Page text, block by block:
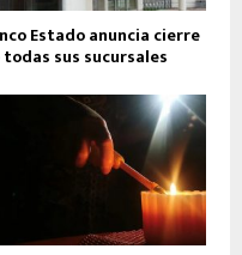
Estado anuncia cierre
sus sucursales